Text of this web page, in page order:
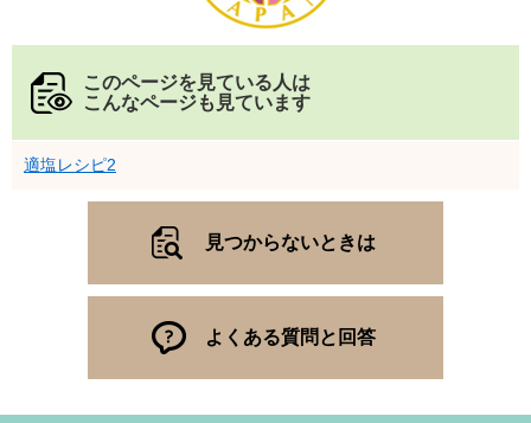
このページを見ている人は
こんなページも見ています
適塩レシピ2
見つからないときは
よくある質問と回答